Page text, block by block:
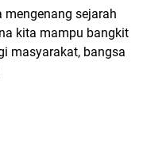
sejarah
kita mampu bangkit
masyarakat, bangsa